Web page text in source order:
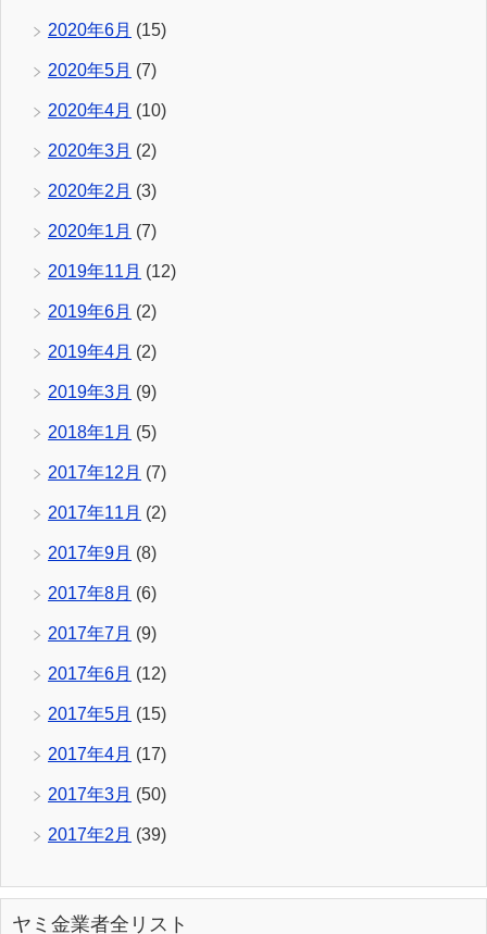
2020年6月 (15)
2020年5月 (7)
2020年4月 (10)
2020年3月 (2)
2020年2月 (3)
2020年1月 (7)
2019年11月 (12)
2019年6月 (2)
2019年4月 (2)
2019年3月 (9)
2018年1月 (5)
2017年12月 (7)
2017年11月 (2)
2017年9月 (8)
2017年8月 (6)
2017年7月 (9)
2017年6月 (12)
2017年5月 (15)
2017年4月 (17)
2017年3月 (50)
2017年2月 (39)
ヤミ金業者全リスト